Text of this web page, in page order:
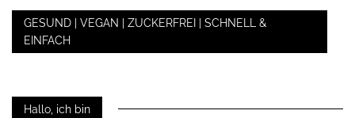
GESUND | VEGAN | ZUCKERFREI | SCHNELL &
EINFACH
Hallo, ich bin